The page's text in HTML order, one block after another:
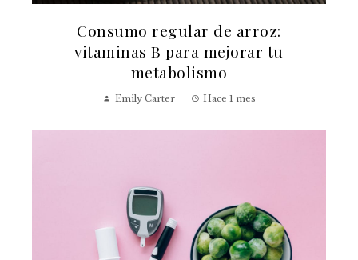
Consumo regular de arroz:
vitaminas B para mejorar tu
metabolismo
Emily Carter Hace 1 mes